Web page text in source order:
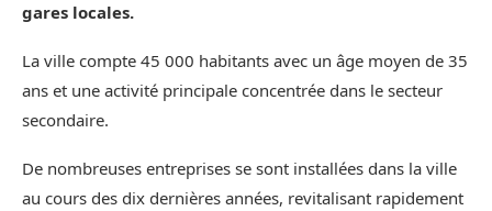
gares locales.
La ville compte 45 000 habitants avec un âge moyen de 35
ans et une activité principale concentrée dans le secteur
secondaire.
De nombreuses entreprises se sont installées dans la ville
au cours des dix dernières années, revitalisant rapidement